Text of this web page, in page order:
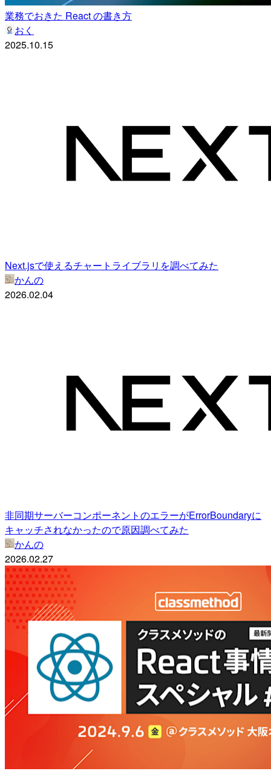
業務でおきた React の書き方
おく
2025.10.15
Next.jsで使えるチャートライブラリを調べてみた
かんの
2026.02.04
非同期サーバーコンポーネントのエラーがErrorBoundaryに
キャッチされなかったので原因調べてみた
かんの
2026.02.27